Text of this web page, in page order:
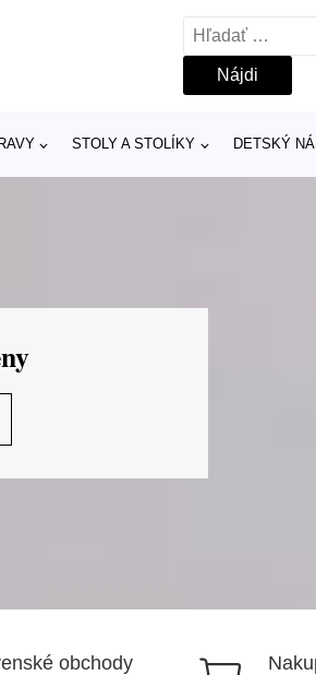
Hľadať:
STOLY A STOLÍKY DETSKÝ
obchody